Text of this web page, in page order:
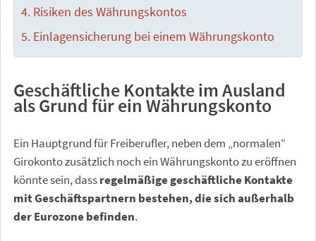
Risiken des Währungskontos
Einlagensicherung bei einem Währungskonto
Geschäftliche Kontakte im Ausland
als Grund für ein Währungskonto
Ein Hauptgrund für Freiberufler, neben dem „normalen“
Girokonto zusätzlich noch ein Währungskonto zu eröffnen
könnte sein, dassregelmäßige geschäftliche Kontakte
mit Geschäftspartnern bestehen, die sich außerhalb
der Eurozone befinden.